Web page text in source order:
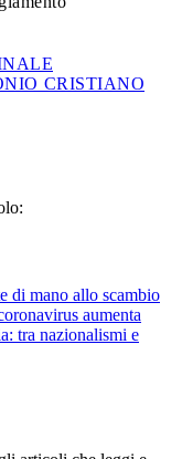
CRISTIANO
di mano allo scambio
aumenta
tra nazionalismi e